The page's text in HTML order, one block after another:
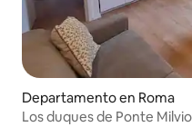
Departamento en Roma
Los duques de Ponte Milvio